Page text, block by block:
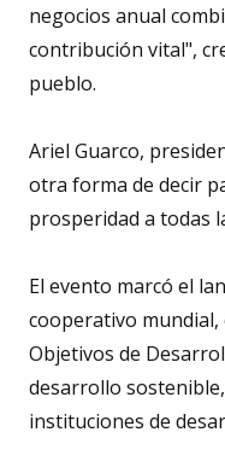
negocios anual
contribución vital",
pueblo.
Ariel Guarco,
otra forma de decir
prosperidad a todas
El evento marcó el
cooperativo mundial,
Objetivos de
desarrollo
instituciones de